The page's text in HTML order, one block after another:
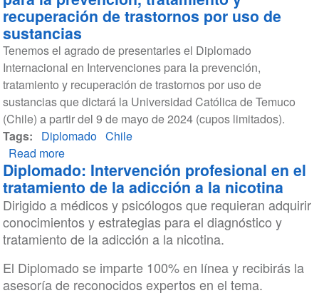
recuperación de trastornos por uso de
sustancias
Tenemos el agrado de presentarles el Diplomado
Internacional en Intervenciones para la prevención,
tratamiento y recuperación de trastornos por uso de
sustancias que dictará la Universidad Católica de Temuco
(Chile) a partir del 9 de mayo de 2024 (cupos limitados).
Tags
Diplomado Chile
Read moreabout
Diplomado
Internacional
en
Intervenciones
para
prevención,
tratamiento
Diplomado: Intervención profesional en el
tratamiento de la adicción a la nicotina
Dirigido a médicos y psicólogos que requieran adquirir
conocimientos y estrategias para el diagnóstico y
tratamiento de la adicción a la nicotina.
El Diplomado se imparte 100% en línea y recibirás la
asesoría de reconocidos expertos en el tema.